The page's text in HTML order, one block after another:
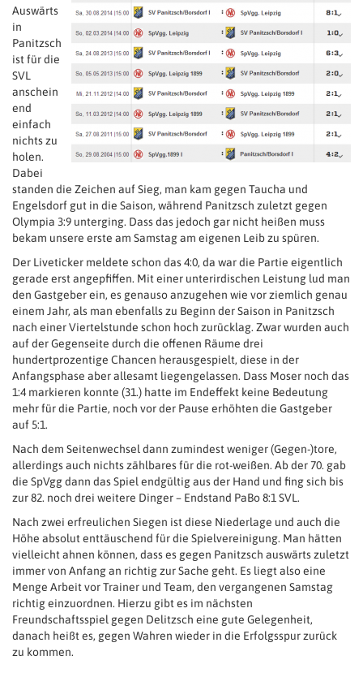
Auswärts
in
Panitzsch
ist für die
SVL
anschein
end
einfach
nichts zu
holen.
Dabei
standen die Zeichen auf Sieg, man kam gegen Taucha und
Engelsdorf gut in die Saison, während Panitzsch zuletzt gegen
Olympia 3:9 unterging. Dass das jedoch gar nicht heißen muss
bekam unsere erste am Samstag am eigenen Leib zu spüren.
Der Liveticker meldete schon das 4:0, da war die Partie eigentlich
gerade erst angepfiffen. Mit einer unterirdischen Leistung lud man
den Gastgeber ein, es genauso anzugehen wie vor ziemlich genau
einem Jahr, als man ebenfalls zu Beginn der Saison in Panitzsch
nach einer Viertelstunde schon hoch zurücklag. Zwar wurden auch
auf der Gegenseite durch die offenen Räume drei
hundertprozentige Chancen herausgespielt, diese in der
Anfangsphase aber allesamt liegengelassen. Dass Moser noch das
1:4 markieren konnte (31.) hatte im Endeffekt keine Bedeutung
mehr für die Partie, noch vor der Pause erhöhten die Gastgeber
auf 5:1.
Nach dem Seitenwechsel dann zumindest weniger (Gegen-)tore,
allerdings auch nichts zählbares für die rot-weißen. Ab der 70. gab
die SpVgg dann das Spiel endgültig aus der Hand und fing sich bis
zur 82. noch drei weitere Dinger – Endstand PaBo 8:1 SVL.
Nach zwei erfreulichen Siegen ist diese Niederlage und auch die
Höhe absolut enttäuschend für die Spielvereinigung. Man hätten
vielleicht ahnen können, dass es gegen Panitzsch auswärts zuletzt
immer von Anfang an richtig zur Sache geht. Es liegt also eine
Menge Arbeit vor Trainer und Team, den vergangenen Samstag
richtig einzuordnen. Hierzu gibt es im nächsten
Freundschaftsspiel gegen Delitzsch eine gute Gelegenheit,
danach heißt es, gegen Wahren wieder in die Erfolgsspur zurück
zu kommen.